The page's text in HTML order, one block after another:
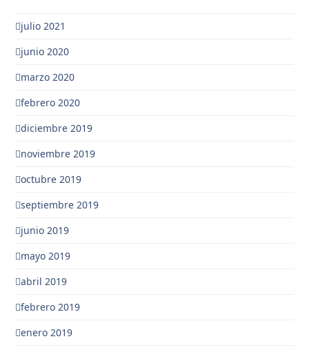
julio 2021
junio 2020
marzo 2020
febrero 2020
diciembre 2019
noviembre 2019
octubre 2019
septiembre 2019
junio 2019
mayo 2019
abril 2019
febrero 2019
enero 2019